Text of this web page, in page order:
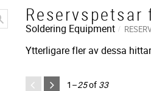
Soldering Equipment
Ytterligare fler av dessa
1–25of 33